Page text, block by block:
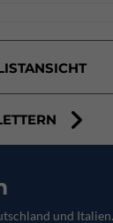
und Italien.